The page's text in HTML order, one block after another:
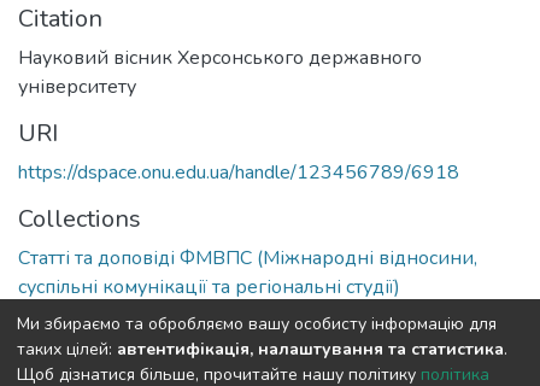
Citation
Науковий вісник Херсонського державного
університету
URI
https://dspace.onu.edu.ua/handle/123456789/6918
Collections
Статті та доповіді ФМВПС (Міжнародні відносини,
суспільні комунікації та регіональні студії)
Full item page
Ми збираємо та обробляємо вашу особисту інформацію для
таких цілей: автентифікація, налаштування та статистика.
Щоб дізнатися більше, прочитайте нашу політику політика